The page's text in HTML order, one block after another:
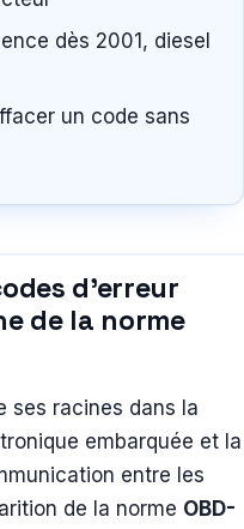
dès 2001, diesel
un code sans
d’erreur
de la norme
ses racines dans la
embarquée et la
entre les
de la norme OBD-